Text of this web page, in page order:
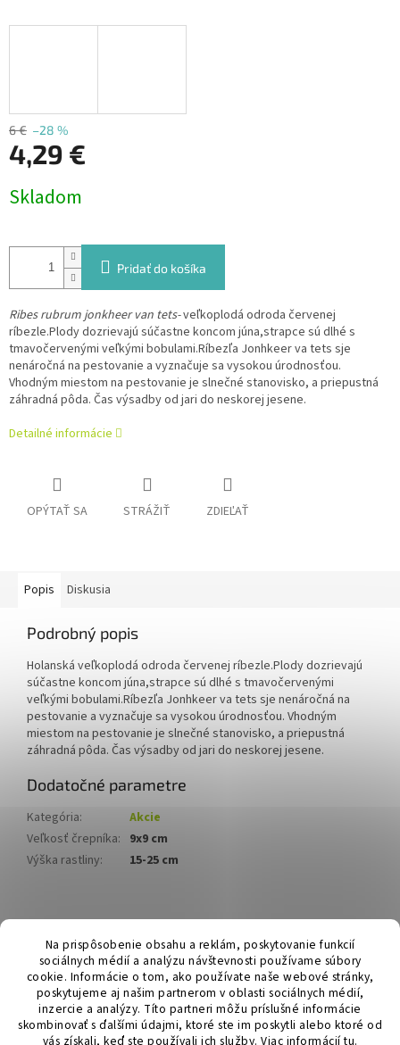
Na prispôsobenie obsahu a reklám, poskytovanie funkcií
sociálnych médií a analýzu návštevnosti používame súbory
cookie. Informácie o tom, ako používate naše webové stránky,
poskytujeme aj našim partnerom v oblasti sociálnych médií,
inzercie a analýzy. Títo partneri môžu príslušné informácie
skombinovať s ďalšími údajmi, ktoré ste im poskytli alebo ktoré od
vás získali, keď ste používali ich služby. Viac informáciítu.
6 € –28 %
4,29 €
cena:
Skladom
Pridať do košíka
Ribes rubrum jonkheer van tets-veľkoplodá odroda červenej
ríbezle.Plody dozrievajú súčastne koncom júna,strapce sú dlhé s
tmavočervenými veľkými bobulami.Ríbezľa Jonhkeer va tets sje
nenáročná na pestovanie a vyznačuje sa vysokou úrodnosťou.
Vhodným miestom na pestovanie je slnečné stanovisko, a priepustná
záhradná pôda. Čas výsadby od jari do neskorej jesene.
Detailné informácie
OPÝTAŤ SA STRÁŽIŤ ZDIEĽAŤ
Popis Diskusia
Podrobný popis
Holanská veľkoplodá odroda červenej ríbezle.Plody dozrievajú
súčastne koncom júna,strapce sú dlhé s tmavočervenými
veľkými bobulami.Ríbezľa Jonhkeer va tets sje nenáročná na
pestovanie a vyznačuje sa vysokou úrodnosťou. Vhodným
miestom na pestovanie je slnečné stanovisko, a priepustná
záhradná pôda. Čas výsadby od jari do neskorej jesene.
Dodatočné parametre
Kategória:
Akcie
Veľkosť črepníka: 9x9 cm
Výška rastliny: 15-25 cm
á
Hurmikaki.com